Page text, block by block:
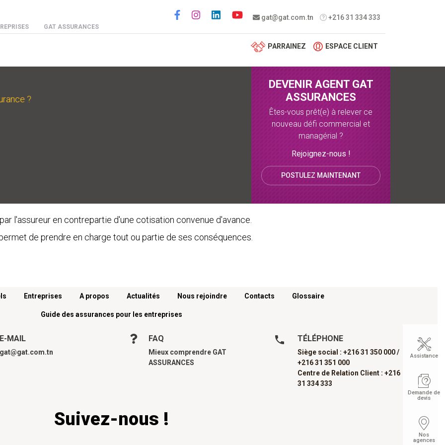
GAT ASSURANCES
gat@gat.com.tn +216 31 334 333
Social menu
PARRAINEZ ESPACE CLIENT
?
DEVENIR AGENT GAT
ASSURANCES
Êtes-vous prêt(e) à relever ce
nouveau défi commercial et
managérial ?
Rejoignez-nous !
POSTULEZ MAINTENANT
l'assureur en contrepartie d'une cotisation convenue d'avance.
de prendre en charge tout ou partie de ses conséquences.
Entreprises A propos Actualités Nous rejoindre Contacts Glossaire
Guide des assurances pour les entreprises
E-MAIL
gat@gat.com.tn
FAQ
Mieux comprendre GAT
ASSURANCES
TÉLÉPHONE
Siège social : +216 31 350 000 /
+216 31 351 000
Centre de Relation Client : +216
31 334 333
Suivez-nous !
Assistance
Demande de
devis
Nos
agences